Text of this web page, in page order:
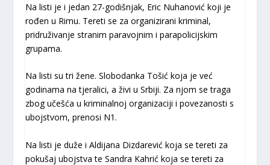
Na listi je i jedan 27-godišnjak, Eric Nuhanović koji je
rođen u Rimu. Tereti se za organizirani kriminal,
pridruživanje stranim paravojnim i parapolicijskim
grupama.
Na listi su tri žene. Slobodanka Tošić koja je već
godinama na tjeralici, a živi u Srbiji. Za njom se traga
zbog učešća u kriminalnoj organizaciji i povezanosti s
ubojstvom, prenosi N1.
Na listi je duže i Aldijana Dizdarević koja se tereti za
pokušaj ubojstva te Sandra Kahrić koja se tereti za